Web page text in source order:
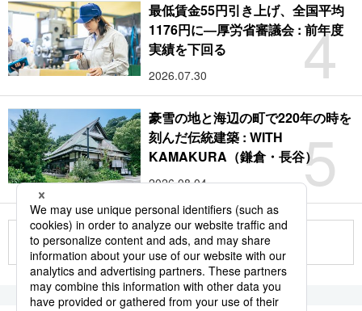
4
最低賃金55円引き上げ、全国平均
1176円に―厚労省審議会 : 前年度
実績を下回る
2026.07.30
5
豪雪の地と海辺の町で220年の時を
刻んだ伝統建築 : WITH
KAMAKURA（鎌倉・長谷）
2026.08.04
もっと見る